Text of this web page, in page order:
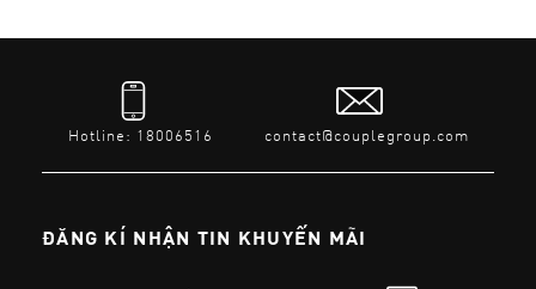
Hotline: 18006516 contact@couplegroup.com
ĐĂNG KÍ NHẬN TIN KHUYẾN MÃI